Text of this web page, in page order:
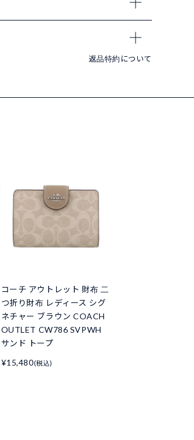
返品特約について
コーチ アウトレット 財布 二
つ折り財布 レディース シグ
ネチャー ブラウン COACH
OUTLET CW786 SVPWH
サンド トープ
¥15,480(税込)